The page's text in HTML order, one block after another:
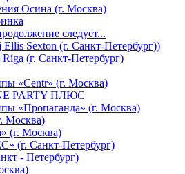
Осина (г. Москва)
следует...
Sexton (г. Санкт-Петербург))
(г. Санкт-Петербург)
«Centr» (г. Москва)
PARTY ПЛЮС
«Пропаганда» (г. Москва)
Москва)
(г. Москва)
(г. Санкт-Петербург)
- Петербург)